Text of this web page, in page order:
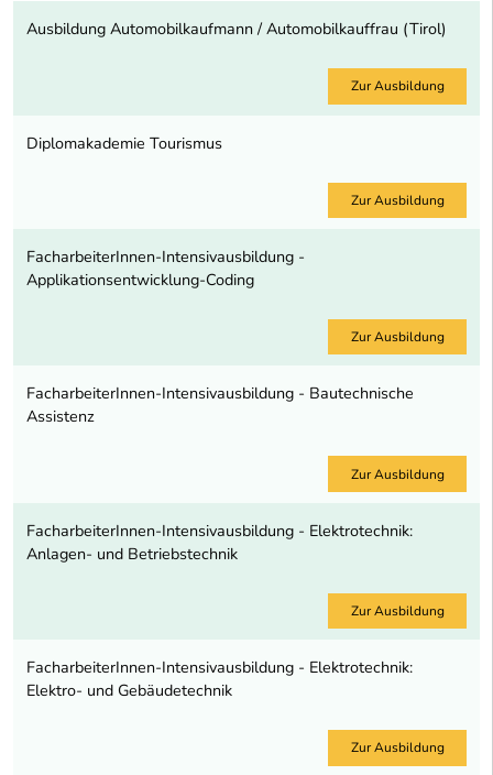
Ausbildung Automobilkaufmann / Automobilkauffrau (Tirol)
Zur Ausbildung
Diplomakademie Tourismus
Zur Ausbildung
FacharbeiterInnen-Intensivausbildung -
Applikationsentwicklung-Coding
Zur Ausbildung
FacharbeiterInnen-Intensivausbildung - Bautechnische
Assistenz
Zur Ausbildung
FacharbeiterInnen-Intensivausbildung - Elektrotechnik:
Anlagen- und Betriebstechnik
Zur Ausbildung
FacharbeiterInnen-Intensivausbildung - Elektrotechnik:
Elektro- und Gebäudetechnik
Zur Ausbildung